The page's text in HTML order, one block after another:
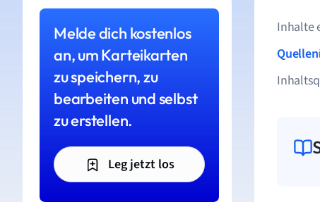
Melde dich kostenlos
an, um Karteikarten
zu speichern, zu
bearbeiten und selbst
zu erstellen.
Leg jetzt los
Inhalte
Quellen